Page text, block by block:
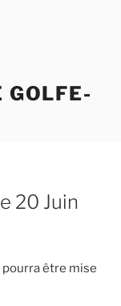
GOLFE-
20 Juin
être mise